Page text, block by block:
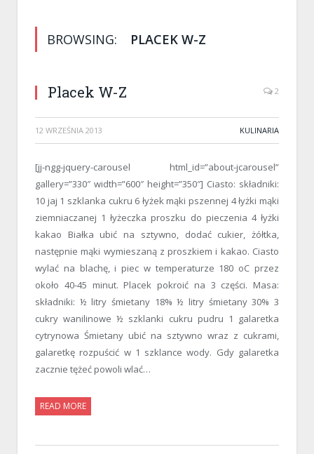
BROWSING: PLACEK W-Z
Placek W-Z 2
12 WRZEŚNIA 2013 KULINARIA
[jj-ngg-jquery-carousel html_id=”about-jcarousel”
gallery=”330″ width=”600″ height=”350″] Ciasto: składniki:
10 jaj 1 szklanka cukru 6 łyżek mąki pszennej 4 łyżki mąki
ziemniaczanej 1 łyżeczka proszku do pieczenia 4 łyżki
kakao Białka ubić na sztywno, dodać cukier, żółtka,
następnie mąki wymieszaną z proszkiem i kakao. Ciasto
wylać na blachę, i piec w temperaturze 180 oC przez
około 40-45 minut. Placek pokroić na 3 części. Masa:
składniki: ½ litry śmietany 18% ½ litry śmietany 30% 3
cukry wanilinowe ½ szklanki cukru pudru 1 galaretka
cytrynowa Śmietany ubić na sztywno wraz z cukrami,
galaretkę rozpuścić w 1 szklance wody. Gdy galaretka
zacznie tężeć powoli wlać…
READ MORE